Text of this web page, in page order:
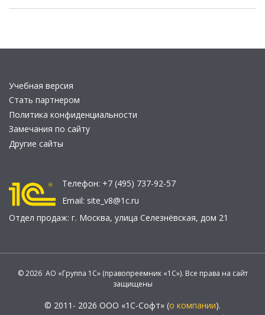
Учебная версия
Стать партнером
Политика конфиденциальности
Замечания по сайту
Другие сайты
Телефон: +7 (495) 737-92-57
Email: site_v8@1c.ru
Отдел продаж: г. Москва, улица Селезнёвская, дом 21
© 2026 АО «Группа 1С» (правопреемник «1С»). Все права на сайт
защищены
© 2011- 2026 ООО «1С-Софт» (о компании).